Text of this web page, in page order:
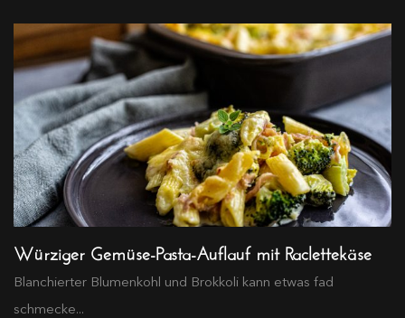
Würziger Gemüse-Pasta-Auflauf mit Raclettekäse
Blanchierter Blumenkohl und Brokkoli kann etwas fad
schmecke...